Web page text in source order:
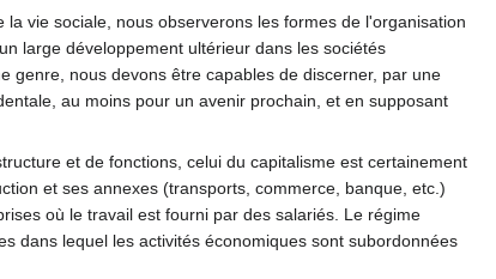
vie sociale, nous observerons les formes de l'organisation
large développement ultérieur dans les sociétés
genre, nous devons être capables de discerner, par une
au moins pour un avenir prochain, et en supposant
et de fonctions, celui du capitalisme est certainement
et ses annexes (transports, commerce, banque, etc.)
où le travail est fourni par des salariés. Le régime
dans lequel les activités économiques sont subordonnées